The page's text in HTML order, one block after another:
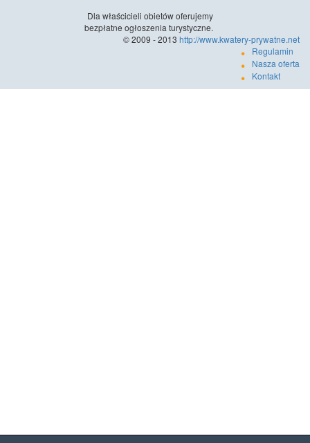
Dla właścicieli obietów oferujemy
bezpłatne ogłoszenia turystyczne.
© 2009 - 2013 http://www.kwatery-prywatne.net
Regulamin
Nasza oferta
Kontakt